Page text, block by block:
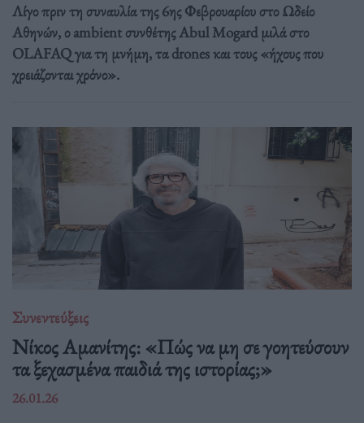
Λίγο πριν τη συναυλία της 6ης Φεβρουαρίου στο Ωδείο
Αθηνών, ο ambient συνθέτης Abul Mogard μιλά στο
OLAFAQ για τη μνήμη, τα drones και τους «ήχους που
χρειάζονται χρόνο».
Συνεντεύξεις
Νίκος Αμανίτης: «Πώς να μη σε γοητεύσουν
τα ξεχασμένα παιδιά της ιστορίας;»
26.01.26